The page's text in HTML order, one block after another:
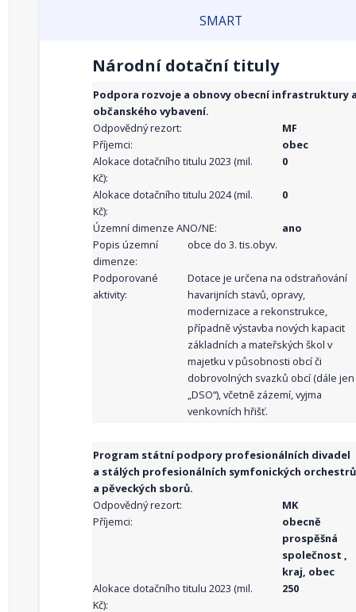
SMART
Národní dotační tituly
Podpora rozvoje a obnovy obecní infrastruktury
občanského vybavení.
Odpovědný rezort:
MF
Příjemci:
obec
Alokace dotačního titulu 2023 (mil.
Kč):
0
Alokace dotačního titulu 2024 (mil.
Kč):
0
Územní dimenze ANO/NE:
ano
Popis územní
dimenze:
obce do 3. tis.obyv.
Podporované
aktivity:
Dotace je určena na odstraňování
havarijních stavů, opravy,
modernizace a rekonstrukce,
případně výstavba nových kapacit
základních a mateřských škol v
majetku v působnosti obcí či
dobrovolných svazků obcí (dále jen
„DSO“), včetně zázemí, vyjma
venkovních hřišť.
Program státní podpory profesionálních divadel
a stálých profesionálních symfonických orchestrů
a pěveckých sborů.
Odpovědný rezort:
MK
Příjemci:
obecně
prospěšná
společnost ,
kraj, obec
Alokace dotačního titulu 2023 (mil.
Kč):
250